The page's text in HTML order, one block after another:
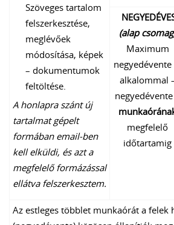
Szöveges tartalom
felszerkesztése,
meglévőek
módosítása, képek
– dokumentumok
feltöltése.
A honlapra szánt új
tartalmat gépelt
formában email-ben
kell elküldi, és azt a
megfelelő formázással
ellátva felszerkesztem.
(alap
Maximum
alkalommal
negyedévente
megfelelő
időtartamig
Az estleges többlet munkaórát a felek